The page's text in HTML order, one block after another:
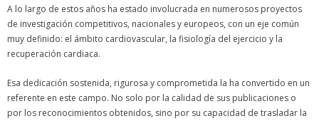
A lo largo de estos años ha estado involucrada en numerosos proyectos
de investigación competitivos, nacionales y europeos, con un eje común
muy definido: el ámbito cardiovascular, la fisiología del ejercicio y la
recuperación cardiaca.
Esa dedicación sostenida, rigurosa y comprometida la ha convertido en un
referente en este campo. No solo por la calidad de sus publicaciones o
por los reconocimientos obtenidos, sino por su capacidad de trasladar la